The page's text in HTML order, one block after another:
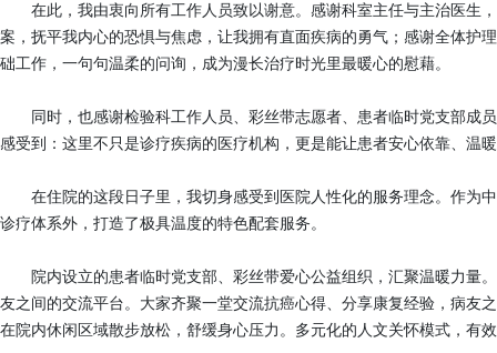
在此，我由衷向所有工作人员致以谢意。感谢科室主任与主治医生
案，抚平我内心的恐惧与焦虑，让我拥有直面疾病的勇气；感谢全体护
础工作，一句句温柔的问询，成为漫长治疗时光里最暖心的慰藉。
同时，也感谢检验科工作人员、彩丝带志愿者、患者临时党支部成
感受到：这里不只是诊疗疾病的医疗机构，更是能让患者安心依靠、温
在住院的这段日子里，我切身感受到医院人性化的服务理念。作为
诊疗体系外，打造了极具温度的特色配套服务。
院内设立的患者临时党支部、彩丝带爱心公益组织，汇聚温暖力量
友之间的交流平台。大家齐聚一堂交流抗癌心得、分享康复经验，病友
在院内休闲区域散步放松，舒缓身心压力。多元化的人文关怀模式，有